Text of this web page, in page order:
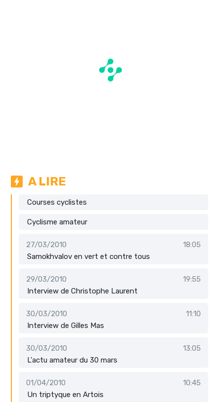
A LIRE
Courses cyclistes
Cyclisme amateur
27/03/2010
18:05
Samokhvalov en vert et contre tous
29/03/2010
19:55
Interview de Christophe Laurent
30/03/2010
11:10
Interview de Gilles Mas
30/03/2010
13:05
L'actu amateur du 30 mars
01/04/2010
10:45
Un triptyque en Artois